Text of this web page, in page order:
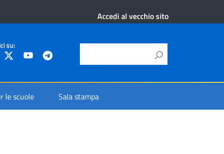
Accedi al vecchio sito
su:
le scuole Sala stampa